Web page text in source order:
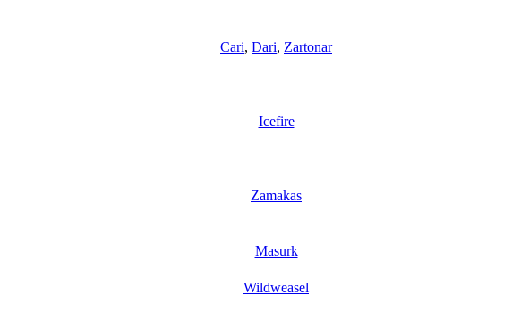
Cari, Dari, Zartonar
Icefire
Zamakas
Masurk
Wildweasel